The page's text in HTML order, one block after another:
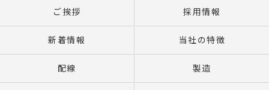
ご挨拶 採用情報
新着情報 当社の特徴
配線 製造